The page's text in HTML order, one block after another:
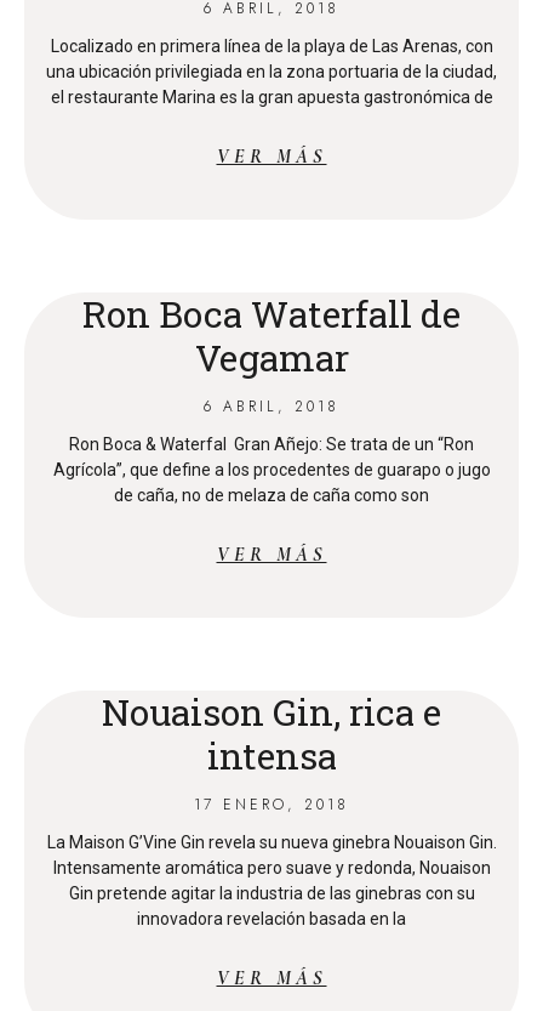
6 ABRIL, 2018
Localizado en primera línea de la playa de Las Arenas, con
una ubicación privilegiada en la zona portuaria de la ciudad,
el restaurante Marina es la gran apuesta gastronómica de
VER MÁS
Ron Boca Waterfall de
Vegamar
6 ABRIL, 2018
Ron Boca & Waterfal Gran Añejo: Se trata de un “Ron
Agrícola”, que define a los procedentes de guarapo o jugo
de caña, no de melaza de caña como son
VER MÁS
Nouaison Gin, rica e
intensa
17 ENERO, 2018
La Maison G’Vine Gin revela su nueva ginebra Nouaison Gin.
Intensamente aromática pero suave y redonda, Nouaison
Gin pretende agitar la industria de las ginebras con su
innovadora revelación basada en la
VER MÁS